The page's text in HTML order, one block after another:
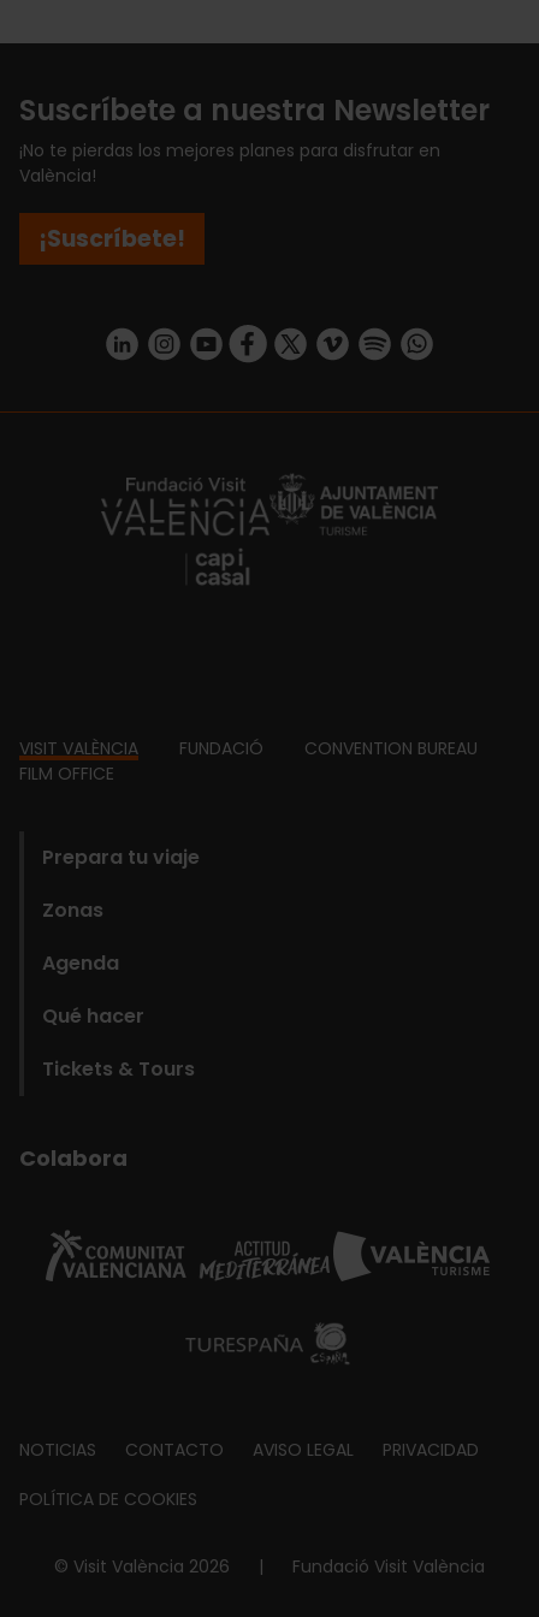
Suscríbete a nuestra Newsletter
¡No te pierdas los mejores planes para disfrutar en
València!
¡Suscríbete!
https://www.linkedin.com/company/turismo-valencia/mycompany/
https://www.instagram.com/visit_valencia/
https://www.youtube.com/user/
https://www.facebook.com/
https://twitter.com/
https://vimeo.com/
https://https://api.whatsapp.com/
https://fundacion.visitvalencia.com/
Footer
VISIT VALÈNCIA FUNDACIÓ
CONVENTION BUREAU
FILM OFFICE
Prepara tu viaje
Zonas
Agenda
Qué hacer
Tickets & Tours
Colabora
Footer
about
NOTICIAS CONTACTO AVISO LEGAL PRIVACIDAD
POLÍTICA DE COOKIES
© Visit València 2026 | Fundació Visit València